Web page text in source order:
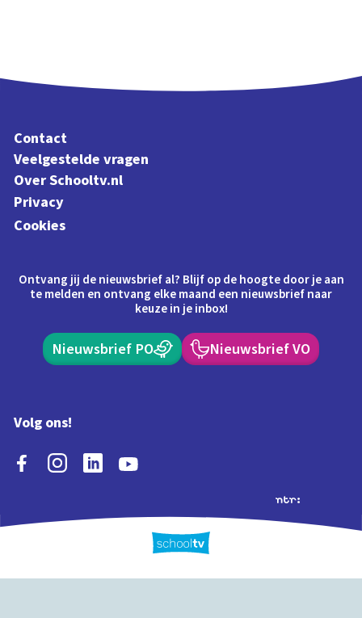
Contact
Veelgestelde vragen
Over Schooltv.nl
Privacy
Cookies
Ontvang jij de nieuwsbrief al? Blijf op de hoogte door je aan
te melden en ontvang elke maand een nieuwsbrief naar
keuze in je inbox!
Nieuwsbrief PO Nieuwsbrief VO
Volg ons!